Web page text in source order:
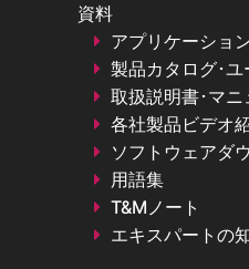
資料
アプリケーショ
製品カタログ･
取扱説明書･マニ
各社製品ビデオ
ソフトウェアダ
用語集
T&Mノート
エキスパートの